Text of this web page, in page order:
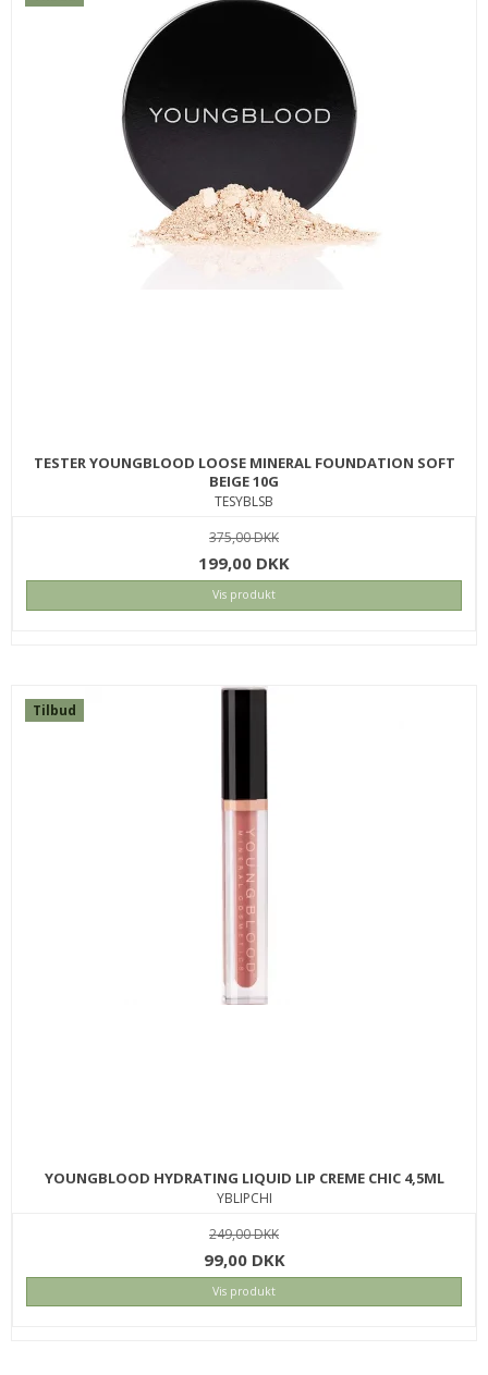
SEBASTIAN MICROWEB FIBER 45 ML.
OSMO CLAY WAX 100 ML
423CLWX100
139,00 DKK
SPAR
TESTER YOUNGBLOOD LOOSE MINERAL FOUNDATION SOFT
BEIGE 10G
TESYBLSB
375,00 DKK
199,00 DKK
Vis produkt
Tilbud
YOUNGBLOOD HYDRATING LIQUID LIP CREME CHIC 4,5ML
YBLIPCHI
249,00 DKK
99,00 DKK
Vis produkt